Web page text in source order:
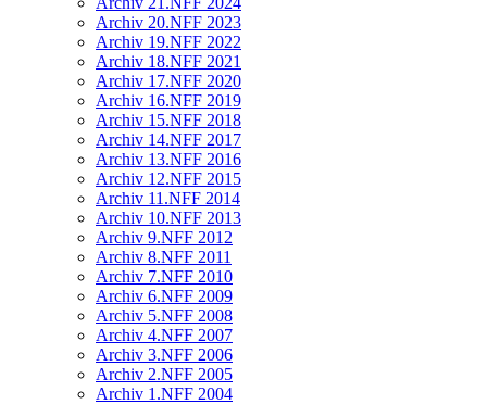
Archiv 20.NFF 2023
Archiv 19.NFF 2022
Archiv 18.NFF 2021
Archiv 17.NFF 2020
Archiv 16.NFF 2019
Archiv 15.NFF 2018
Archiv 14.NFF 2017
Archiv 13.NFF 2016
Archiv 12.NFF 2015
Archiv 11.NFF 2014
Archiv 10.NFF 2013
Archiv 9.NFF 2012
Archiv 8.NFF 2011
Archiv 7.NFF 2010
Archiv 6.NFF 2009
Archiv 5.NFF 2008
Archiv 4.NFF 2007
Archiv 3.NFF 2006
Archiv 2.NFF 2005
Archiv 1.NFF 2004